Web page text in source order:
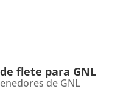
flete para GNL